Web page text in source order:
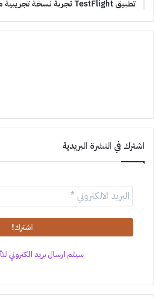
تطبيق TestFlight تجربة نسخة تجريبية من تطبيقات ابل
اشترك في النشرة البريدية
سيتم ارسال بريد الكتروني